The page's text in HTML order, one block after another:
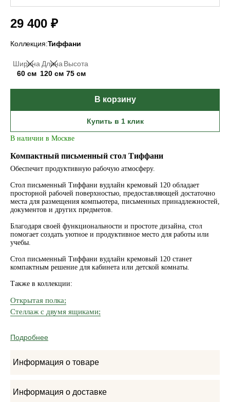
29 400 ₽
Коллекция:Тиффани
Ширина
60 см
Длина
120 см
Высота
75 см
В корзину
Купить в 1 клик
В наличии в Москве
Компактный письменный стол Тиффани
Обеспечит продуктивную рабочую атмосферу.
Стол письменный Тиффани вудлайн кремовый 120 обладает
просторной рабочей поверхностью, предоставляющей достаточно
места для размещения компьютера, письменных принадлежностей,
документов и других предметов.
Благодаря своей функциональности и простоте дизайна, стол
помогает создать уютное и продуктивное место для работы или
учебы.
Стол письменный Тиффани вудлайн кремовый 120 станет
компактным решение для кабинета или детской комнаты.
Также в коллекции:
Открытая полка;
Стеллаж с двумя ящиками;
Подробнее
Информация о товаре
Информация о доставке